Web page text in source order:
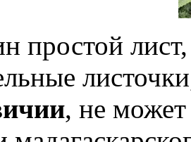
простой
, не может